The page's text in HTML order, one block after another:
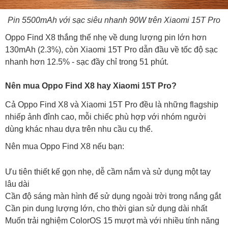
Pin 5500mAh với sạc siêu nhanh 90W trên Xiaomi 15T Pro
Oppo Find X8 thắng thế nhẹ về dung lượng pin lớn hơn
130mAh (2.3%), còn Xiaomi 15T Pro dẫn đầu về tốc độ sạc
nhanh hơn 12.5% - sạc đầy chỉ trong 51 phút.
Nên mua Oppo Find X8 hay Xiaomi 15T Pro?
Cả Oppo Find X8 và Xiaomi 15T Pro đều là những flagship
nhiếp ảnh đỉnh cao, mỗi chiếc phù hợp với nhóm người
dùng khác nhau dựa trên nhu cầu cụ thể.
Nên mua Oppo Find X8 nếu bạn:
Ưu tiên thiết kế gọn nhẹ, dễ cầm nắm và sử dụng một tay
lâu dài
Cần độ sáng màn hình để sử dụng ngoài trời trong nắng gắt
Cần pin dung lượng lớn, cho thời gian sử dụng dài nhất
Muốn trải nghiệm ColorOS 15 mượt mà với nhiều tính năng